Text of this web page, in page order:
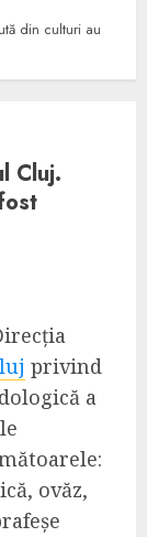
din culturi au
Cluj.
privind
a
ovăz,